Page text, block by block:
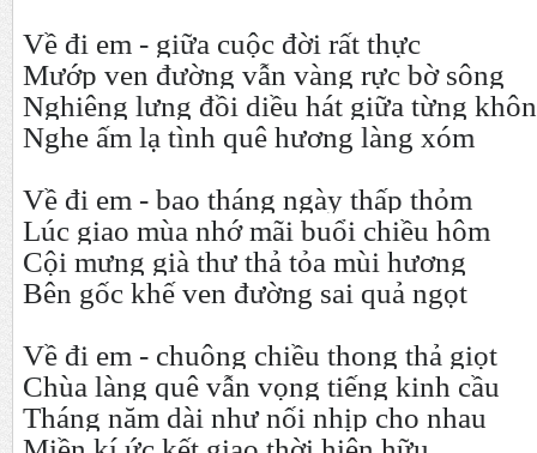
Về đi em - giữa cuộc đời rất thực
Mướp ven đường vẫn vàng rực bờ sông
Nghiêng lưng đồi diều hát giữa từng
Nghe ấm lạ tình quê hương làng xóm
Về đi em - bao tháng ngày thấp thỏm
Lúc giao mùa nhớ mãi buổi chiều hôm
Cội mưng già thư thả tỏa mùi hương
Bên gốc khế ven đường sai quả ngọt
Về đi em - chuông chiều thong thả giọt
Chùa làng quê vẫn vọng tiếng kinh cầu
Tháng năm dài như nối nhịp cho nhau